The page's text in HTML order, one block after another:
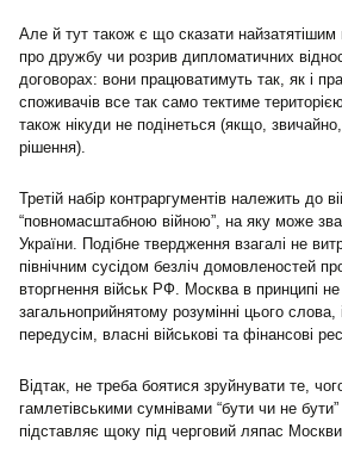
Але й тут також є що сказати найзатятішим
про дружбу чи розрив дипломатичних
договорах: вони працюватимуть так, як і
споживачів все так само тектиме
також нікуди не подінеться (якщо,
рішення).
Третій набір контраргументів належить до
“повномасштабною війною”, на яку може
України. Подібне твердження взагалі не
північним сусідом безліч домовленостей
вторгнення військ РФ. Москва в принципі
загальноприйнятому розумінні цього
передусім, власні військові та фінансові
Відтак, не треба боятися зруйнувати те,
гамлетівськими сумнівами “бути чи не
підставляє щоку під черговий ляпас